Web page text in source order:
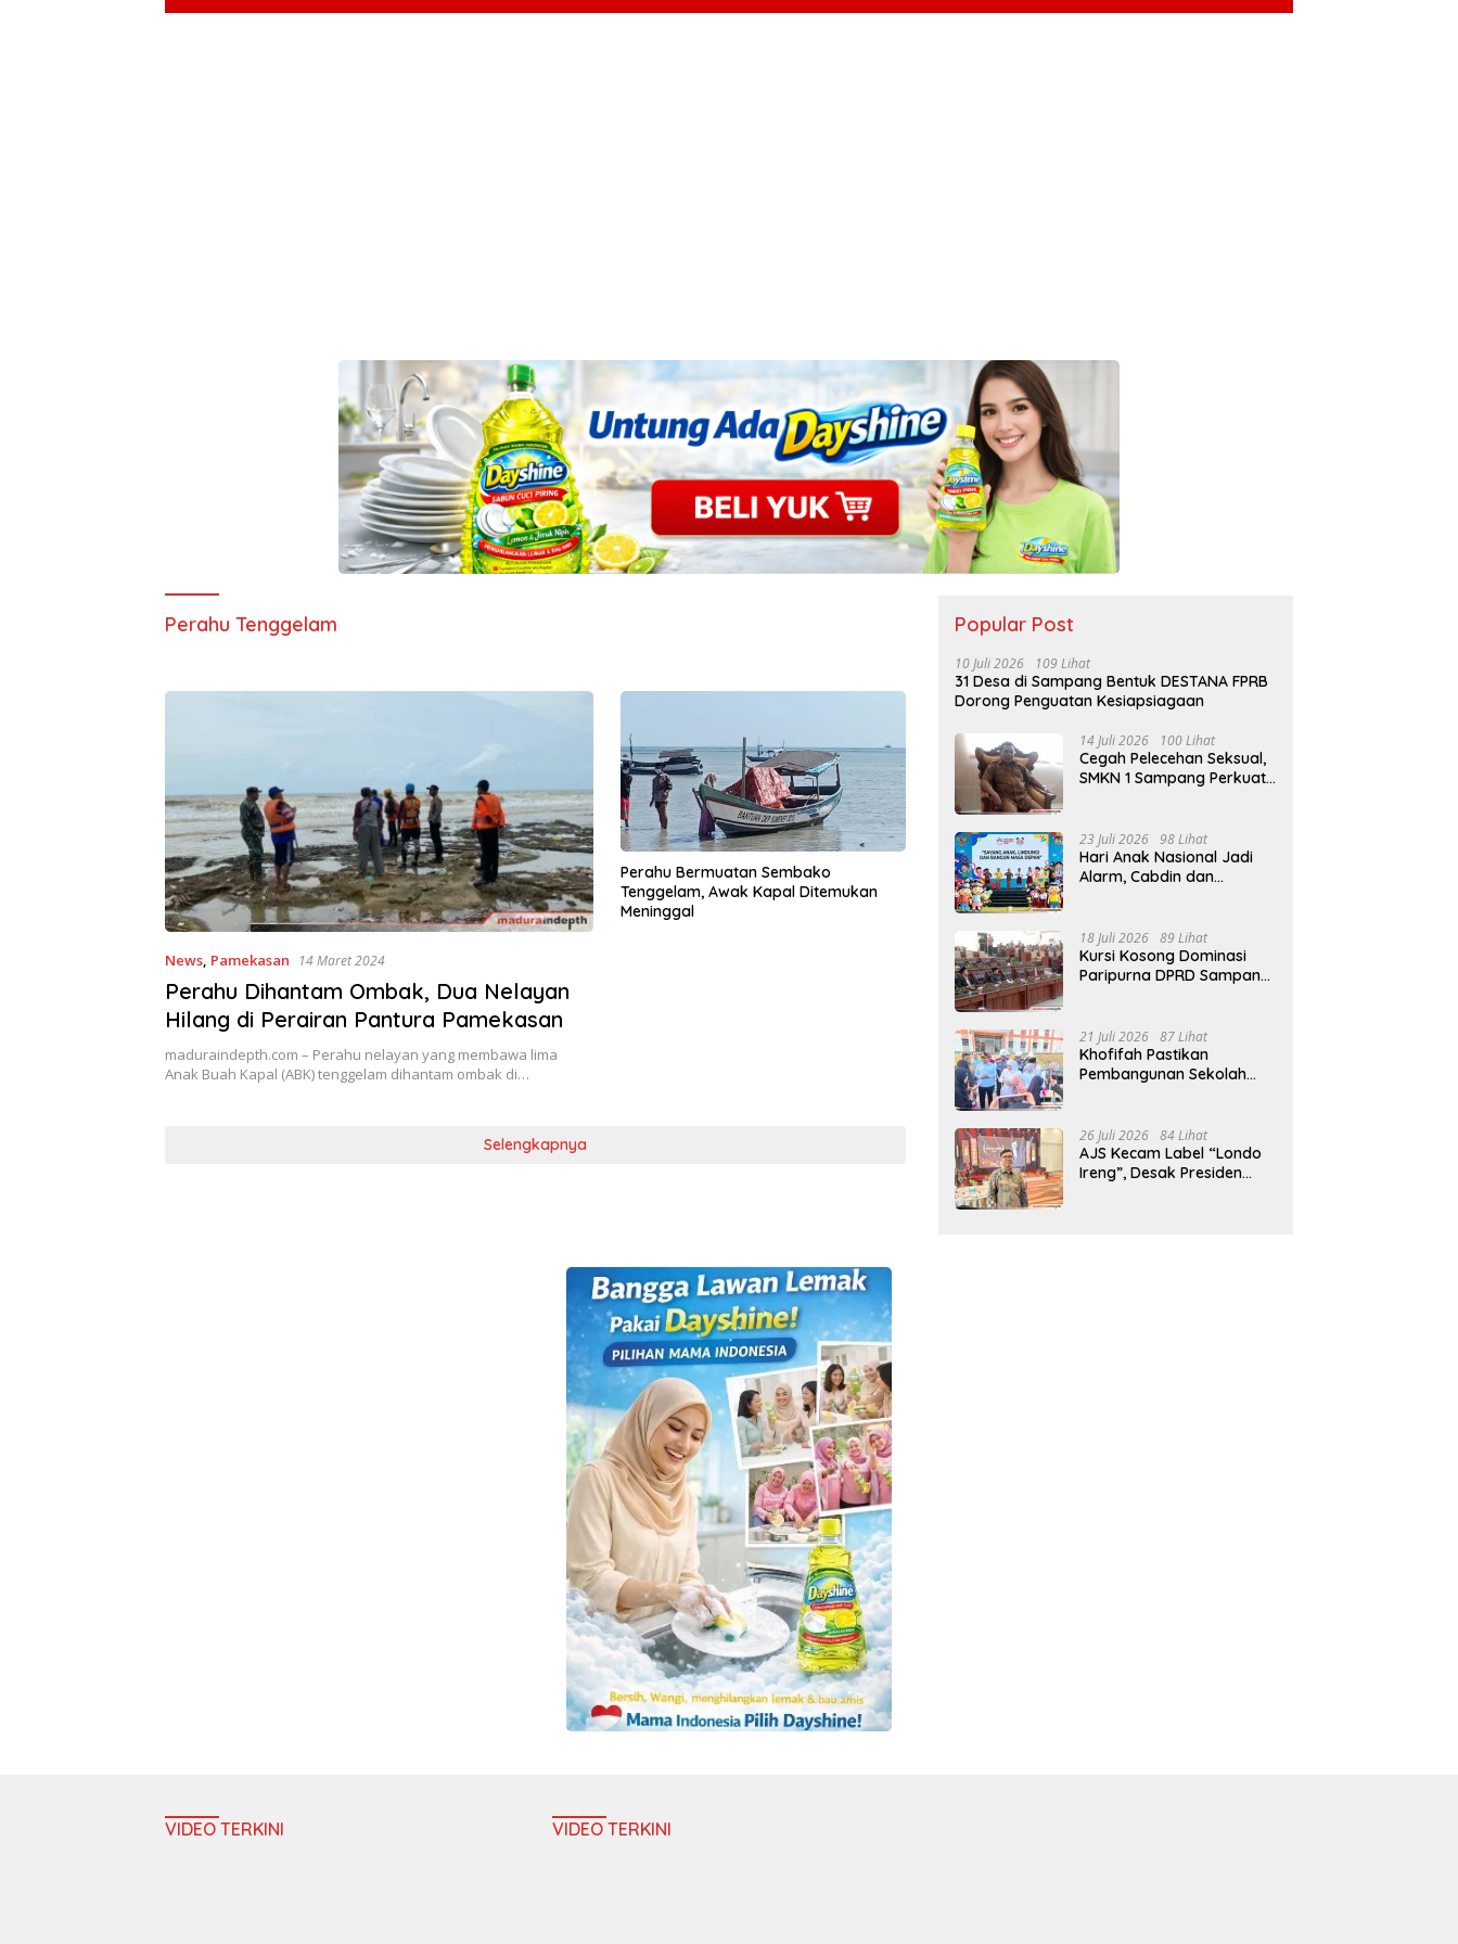
Perahu Tenggelam
News, Pamekasan 14 Maret 2024
Perahu Dihantam Ombak, Dua Nelayan
Hilang di Perairan Pantura Pamekasan
maduraindepth.com – Perahu nelayan yang membawa lima
Anak Buah Kapal (ABK) tenggelam dihantam ombak di…
Perahu Bermuatan Sembako
Tenggelam, Awak Kapal Ditemukan
Meninggal
Selengkapnya
Popular Post
10 Juli 2026 109 Lihat
31 Desa di Sampang Bentuk DESTANA FPRB
Dorong Penguatan Kesiapsiagaan
14 Juli 2026 100 Lihat
Cegah Pelecehan Seksual,
SMKN 1 Sampang Perkuat
23 Juli 2026 98 Lihat
Hari Anak Nasional Jadi
Alarm, Cabdin dan
Kekerasan Seksual Anak
18 Juli 2026 89 Lihat
Kursi Kosong Dominasi
Paripurna DPRD Sampang,
21 Juli 2026 87 Lihat
Khofifah Pastikan
Pembangunan Sekolah
Indonesia Emas
26 Juli 2026 84 Lihat
AJS Kecam Label “Londo
Ireng”, Desak Presiden
VIDEO TERKINI VIDEO TERKINI